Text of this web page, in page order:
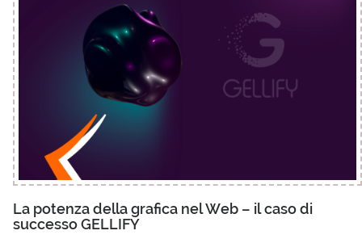
La potenza della grafica nel Web – il caso di
successo GELLIFY